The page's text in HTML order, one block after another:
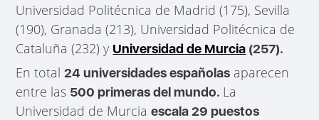
Universidad Politécnica de Madrid (175), Sevilla
(190), Granada (213), Universidad Politécnica de
Cataluña (232) y Universidad de Murcia (257).
En total24 universidades españolas aparecen
entre las 500 primeras del mundo. La
Universidad de Murciaescala 29 puestos